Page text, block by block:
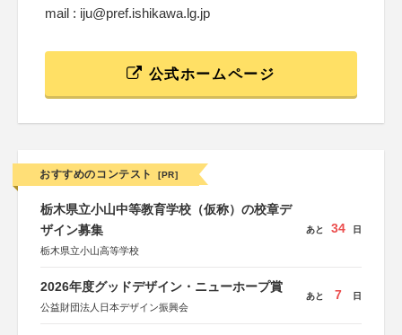
mail : iju@pref.ishikawa.lg.jp
公式ホームページ
おすすめのコンテスト [PR]
栃木県立小山中等教育学校（仮称）の校章デ
ザイン募集
栃木県立小山高等学校
あと 34 日
2026年度グッドデザイン・ニューホープ賞
公益財団法人日本デザイン振興会
あと 7 日